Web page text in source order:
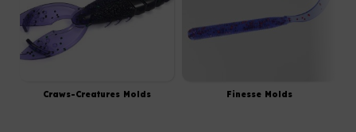
Craws-Creatures Molds Finesse Molds